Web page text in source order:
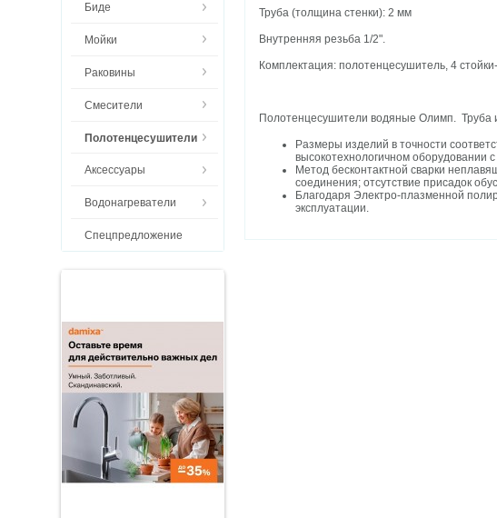
Биде
Мойки
Раковины
Смесители
Полотенцесушители
Аксессуары
Водонагреватели
Спецпредложение
Труба (толщина стенки): 2 мм
Внутренняя резьба 1/2".
Комплектация: полотенцесушитель, 4
Полотенцесушители водяные Олимп. Труба
Размеры изделий в точности
высокотехнологичном оборудовании
Метод бесконтактной сварки
соединения; отсутствие присадок
Благодаря Электро-плазменной
эксплуатации.